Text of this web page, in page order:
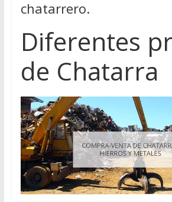
chatarrero.
Diferentes
de Chatarra